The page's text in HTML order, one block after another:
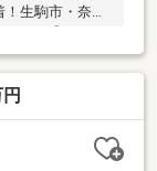
生駒市・奈良
探しの方は当
必見！当社で
越までスムーズ
異なります。専
な金融機関を